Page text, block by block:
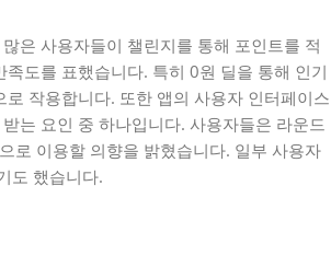
은 사용자들이 챌린지를 통해 포인트를 적
도를 표했습니다. 특히 0원 딜을 통해 인기
작용합니다. 또한 앱의 사용자 인터페이스
는 요인 중 하나입니다. 사용자들은 라운드
로 이용할 의향을 밝혔습니다. 일부 사용자
도 했습니다.